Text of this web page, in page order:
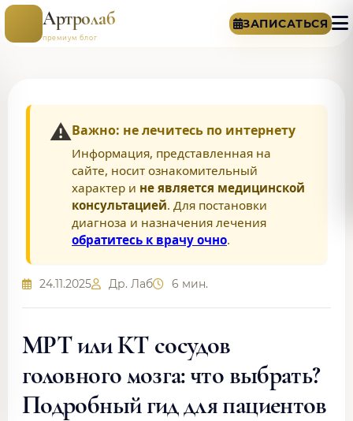
Артролаб
премиум блог
ЗАПИСАТЬСЯ
⚠️Важно: не лечитесь по интернету
Информация, представленная на
сайте, носит ознакомительный
характер и не является медицинской
консультацией. Для постановки
диагноза и назначения лечения
обратитесь к врачу очно.
24.11.2025 Др. Лаб 6 мин.
МРТ или КТ сосудов
головного мозга: что выбрать?
Подробный гид для пациентов